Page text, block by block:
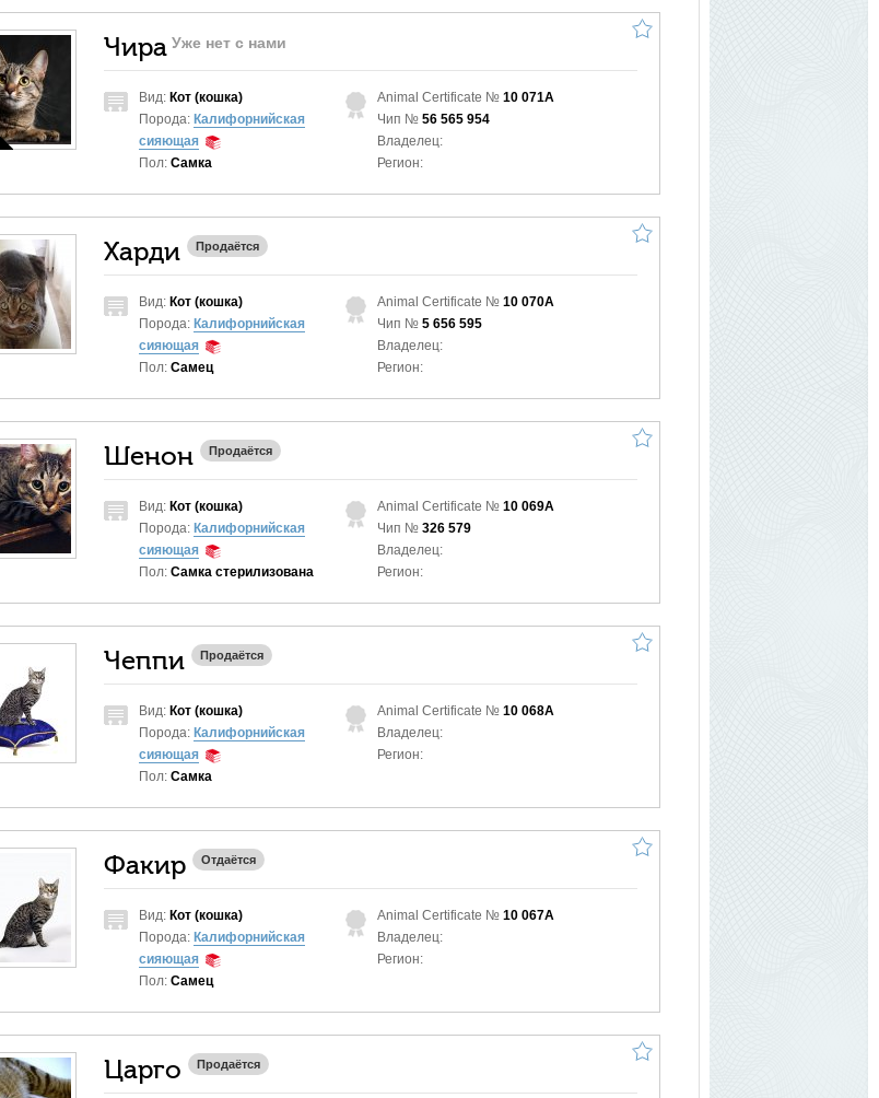
Чира Уже нет с нами
Вид: Кот (кошка)
Порода: Калифорнийская
сияющая
Пол: Самка
Animal Certificate № 10 071A
Чип № 56 565 954
Владелец:
Регион:
Харди Продаётся
Вид: Кот (кошка)
Порода: Калифорнийская
сияющая
Пол: Самец
Animal Certificate № 10 070A
Чип № 5 656 595
Владелец:
Регион:
Шенон Продаётся
Вид: Кот (кошка)
Порода: Калифорнийская
сияющая
Пол: Самка стерилизована
Animal Certificate № 10 069A
Чип № 326 579
Владелец:
Регион:
Чеппи Продаётся
Вид: Кот (кошка)
Порода: Калифорнийская
сияющая
Пол: Самка
Animal Certificate № 10 068A
Владелец:
Регион:
Факир Отдаётся
Вид: Кот (кошка)
Порода: Калифорнийская
сияющая
Пол: Самец
Animal Certificate № 10 067A
Владелец:
Регион:
Царго Продаётся